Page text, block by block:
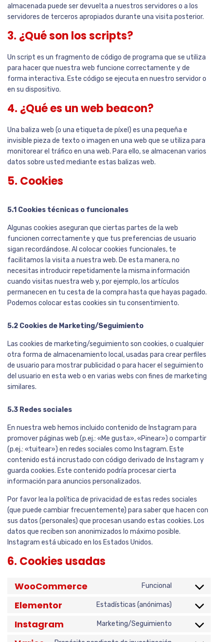
almacenada puede ser devuelta a nuestros servidores o a los
servidores de terceros apropiados durante una visita posterior.
3. ¿Qué son los scripts?
Un script es un fragmento de código de programa que se utiliza
para hacer que nuestra web funcione correctamente y de
forma interactiva. Este código se ejecuta en nuestro servidor o
en su dispositivo.
4. ¿Qué es un web beacon?
Una baliza web (o una etiqueta de píxel) es una pequeña e
invisible pieza de texto o imagen en una web que se utiliza para
monitorear el tráfico en una web. Para ello, se almacenan varios
datos sobre usted mediante estas balizas web.
5. Cookies
5.1 Cookies técnicas o funcionales
Algunas cookies aseguran que ciertas partes de la web
funcionen correctamente y que tus preferencias de usuario
sigan recordándose. Al colocar cookies funcionales, te
facilitamos la visita a nuestra web. De esta manera, no
necesitas introducir repetidamente la misma información
cuando visitas nuestra web y, por ejemplo, los artículos
permanecen en tu cesta de la compra hasta que hayas pagado.
Podemos colocar estas cookies sin tu consentimiento.
5.2 Cookies de Marketing/Seguimiento
Las cookies de marketing/seguimiento son cookies, o cualquier
otra forma de almacenamiento local, usadas para crear perfiles
de usuario para mostrar publicidad o para hacer el seguimiento
del usuario en esta web o en varias webs con fines de marketing
similares.
5.3 Redes sociales
En nuestra web hemos incluido contenido de Instagram para
promover páginas web (p.ej.: «Me gusta», «Pinear») o compartir
(p.ej.: «tuitear») en redes sociales como Instagram. Este
contenido está incrustado con código derivado de Instagram y
guarda cookies. Este contenido podría procesar cierta
información para anuncios personalizados.
Por favor lea la política de privacidad de estas redes sociales
(que puede cambiar frecuentemente) para saber que hacen con
sus datos (personales) que procesan usando estas cookies. Los
datos que reciben son anonimizados lo máximo posible.
Instagram está ubicado en los Estados Unidos.
6. Cookies usadas
WooCommerce Funcional
Elementor Estadísticas (anónimas)
Instagram Marketing/Seguimiento